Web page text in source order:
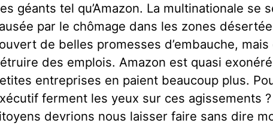
géants tel qu’Amazon. La multinationale se
par le chômage dans les zones
de belles promesses d’embauche,
des emplois. Amazon est quasi
entreprises en paient beaucoup plus.
ferment les yeux sur ces agissements
devrions nous laisser faire sans dire